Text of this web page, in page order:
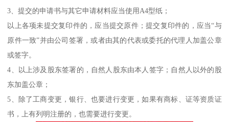
3、提交的申请书与其它申请材料应当使用A4型纸；
以上各项未提交复印件的，应当提交原件；提交复印件的，应当“与
原件一致”并由公司签署，或者由其的代表或委托的代理人加盖公章
或签字。
4、以上涉及股东签署的，自然人股东由本人签字；自然人以外的股
东加盖公章；
5、除了工商变更，银行、也要进行变更，如果有商标、证等资质证
书，上有列明注册的，也需要进行变更。